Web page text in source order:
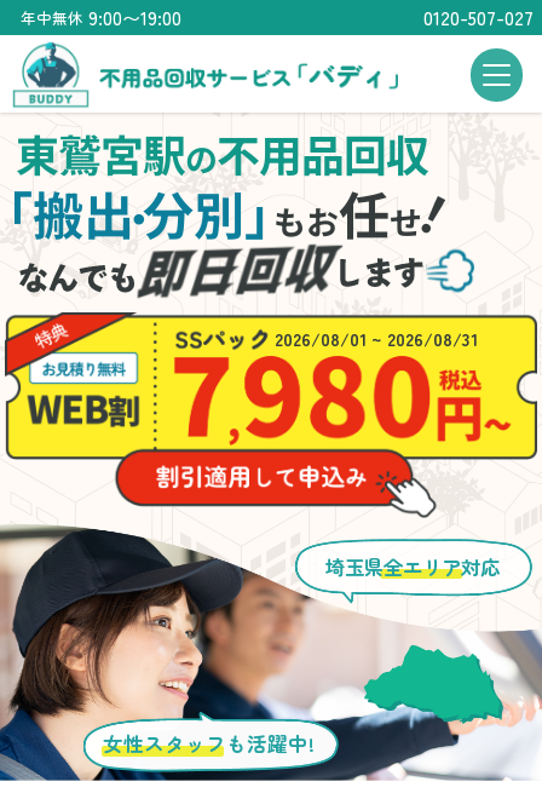
年中無休 9:00〜19:00 0120-507-027
東鷲宮駅の不用品回収
搬出・分別」もお任せ
！
2026/08/01 ~ 2026/08/31
女性スタッフ も活躍中!
埼玉県全エリア対応